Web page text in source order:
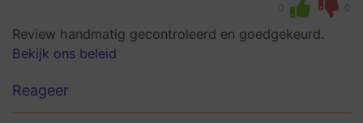
0 0
Review handmatig gecontroleerd en goedgekeurd.
Bekijk ons beleid
Reageer